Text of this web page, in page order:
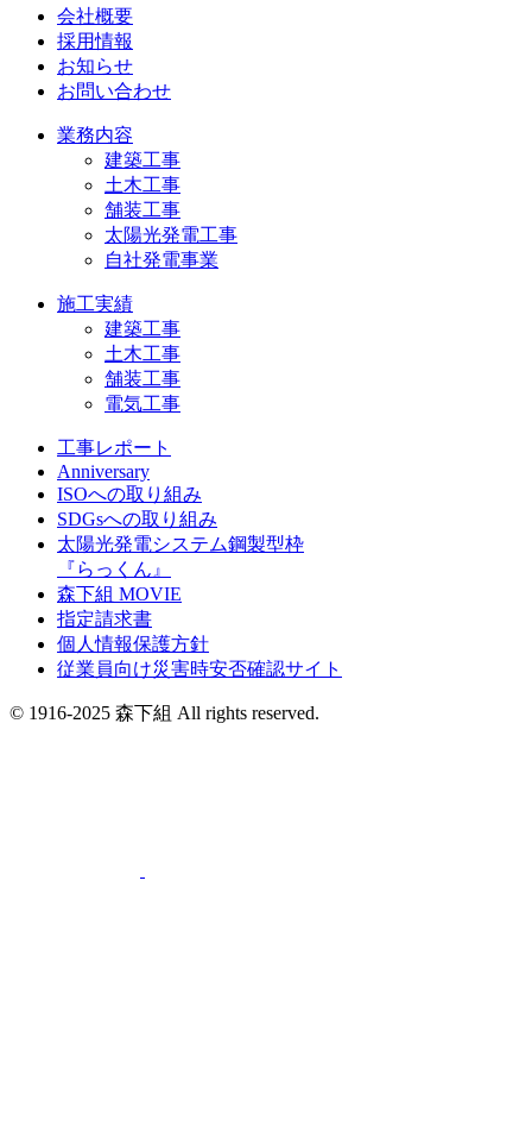
会社概要
採用情報
お知らせ
お問い合わせ
業務内容
建築工事
土木工事
舗装工事
太陽光発電工事
自社発電事業
施工実績
建築工事
土木工事
舗装工事
電気工事
工事レポート
Anniversary
ISOへの取り組み
SDGsへの取り組み
太陽光発電システム鋼製型枠
『らっくん』
森下組 MOVIE
指定請求書
個人情報保護方針
従業員向け災害時安否確認サイト
© 1916-2025 森下組 All rights reserved.